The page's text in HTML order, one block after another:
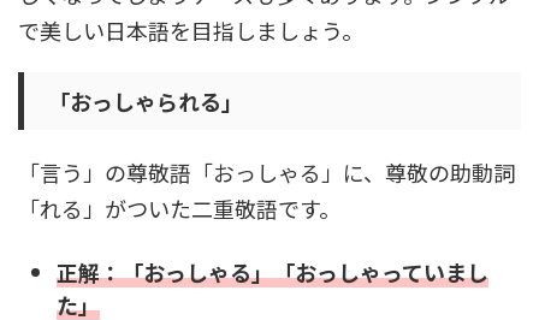
で美しい日本語を目指しましょう。
「おっしゃられる」
「言う」の尊敬語「おっしゃる」に、尊敬の助動詞
「れる」がついた二重敬語です。
正解：「おっしゃる」「おっしゃっていまし
た」